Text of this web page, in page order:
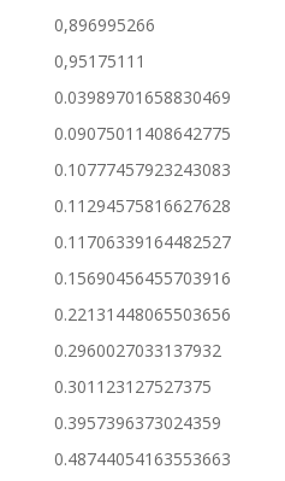
0,896995266
0,95175111
0.03989701658830469
0.09075011408642775
0.10777457923243083
0.11294575816627628
0.11706339164482527
0.15690456455703916
0.22131448065503656
0.2960027033137932
0.301123127527375
0.3957396373024359
0.48744054163553663